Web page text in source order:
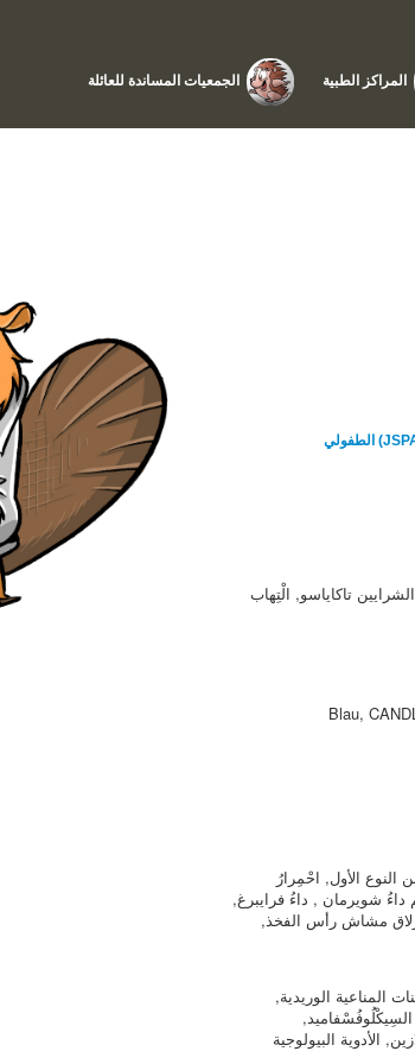
المراكز الطبية الجمعيات المساندة للعائلة
تاكاياسو, الْتِهاب
Blau,
النوع الأول, احْمِرارُ
داءُ شويرمان , داءُ فرايبرغ,
مشاش رأس الفخذ,
المناعية الوريدية,
السِيكْلُوفُسْفاميد,
الأدوية البيولوجية